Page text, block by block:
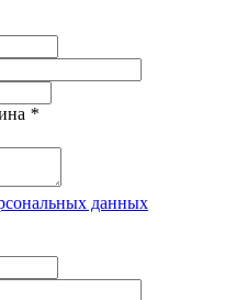
*
данных